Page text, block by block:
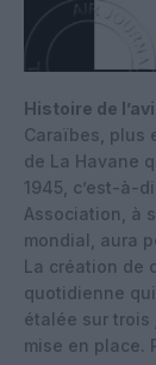
Histoire de
Caraïbes, plus
de La Havane
1945, c’est-à-
Association, à
mondial, aura
La création de
quotidienne
étalée sur trois
mise en place.